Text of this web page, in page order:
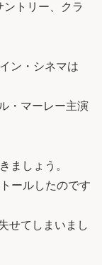
トリー、クラ
ン・シネマは
・マーレー主演
ましょう。
ールしたのです
せてしまいまし